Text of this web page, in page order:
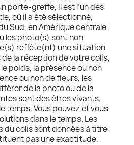
porte-greffe, Il est l’un des
où il a été sélectionné,
Sud, en Amérique centrale
les photo(s) sont non
reflète(nt) une situation
de la réception de votre colis,
poids, la présence ou non
ou non de fleurs, les
de la photo ou de la
sont des êtres vivants,
temps. Vous pouvez et vous
dans le temps. Les
du colis sont données à titre
pas une exactitude.